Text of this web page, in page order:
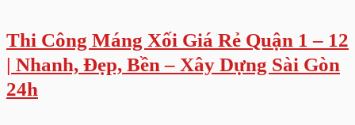
Thi Công Máng Xối Giá Rẻ Quận 1 – 12
| Nhanh, Đẹp, Bền – Xây Dựng Sài Gòn
24h